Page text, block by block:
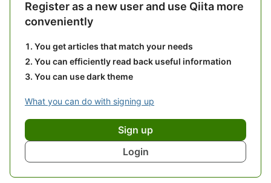
Register as a new user and use Qiita more
conveniently
You get articles that match your needs
You can efficiently read back useful information
You can use dark theme
What you can do with signing up
Sign up
Login